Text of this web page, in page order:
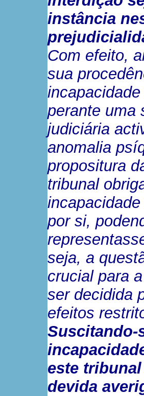
instância
Com efeito,
sua
perante uma
judiciária
anomalia
propositura
tribunal
por si,
seja, a
crucial para
ser decidida
efeitos
Suscitando-
este
devida